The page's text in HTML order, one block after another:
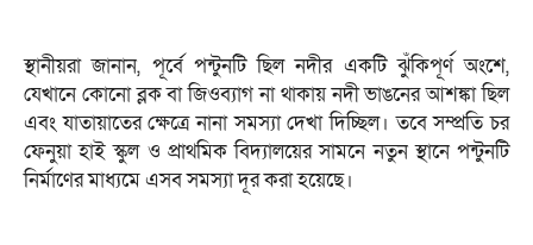
স্থানীয়রা জানান, পূর্বে পন্টুনটি ছিল নদীর একটি ঝুঁকিপূর্ণ অংশে,
যেখানে কোনো ব্লক বা জিওব্যাগ না থাকায় নদী ভাঙনের আশঙ্কা ছিল
এবং যাতায়াতের ক্ষেত্রে নানা সমস্যা দেখা দিচ্ছিল। তবে সম্প্রতি চর
ফেনুয়া হাই স্কুল ও প্রাথমিক বিদ্যালয়ের সামনে নতুন স্থানে পন্টুনটি
নির্মাণের মাধ্যমে এসব সমস্যা দূর করা হয়েছে।